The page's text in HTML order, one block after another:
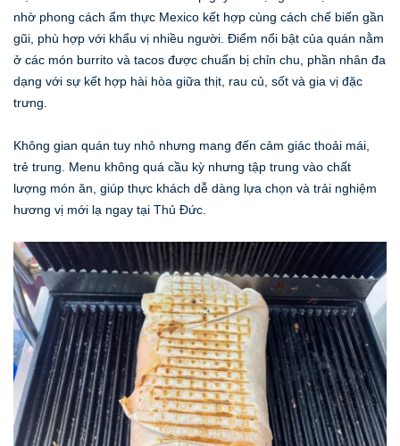
nhờ phong cách ẩm thực Mexico kết hợp cùng cách chế biến gần
gũi, phù hợp với khẩu vị nhiều người. Điểm nổi bật của quán nằm
ở các món burrito và tacos được chuẩn bị chỉn chu, phần nhân đa
dạng với sự kết hợp hài hòa giữa thịt, rau củ, sốt và gia vị đặc
trưng.
Không gian quán tuy nhỏ nhưng mang đến cảm giác thoải mái,
trẻ trung. Menu không quá cầu kỳ nhưng tập trung vào chất
lượng món ăn, giúp thực khách dễ dàng lựa chọn và trải nghiệm
hương vị mới lạ ngay tại Thủ Đức.